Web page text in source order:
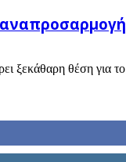
θέση για το